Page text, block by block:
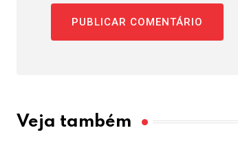
Veja também